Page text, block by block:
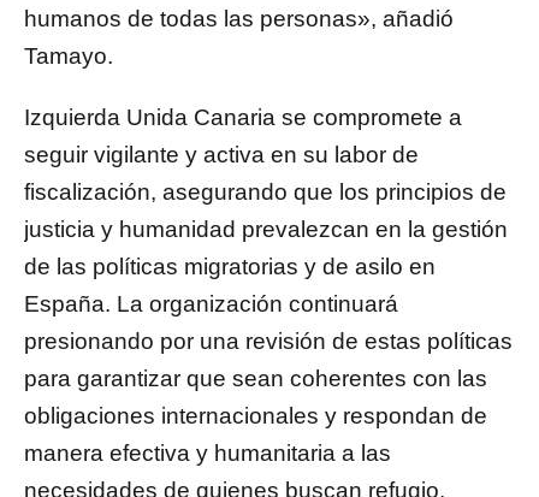
humanos de todas las personas», añadió
Tamayo.
Izquierda Unida Canaria se compromete a
seguir vigilante y activa en su labor de
fiscalización, asegurando que los principios de
justicia y humanidad prevalezcan en la gestión
de las políticas migratorias y de asilo en
España. La organización continuará
presionando por una revisión de estas políticas
para garantizar que sean coherentes con las
obligaciones internacionales y respondan de
manera efectiva y humanitaria a las
necesidades de quienes buscan refugio.